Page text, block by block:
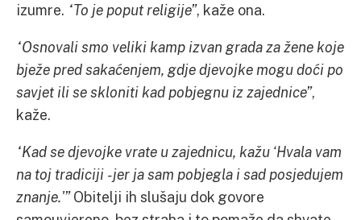
izumre. “To je poput religije”, kaže ona.
“Osnovali smo veliki kamp izvan grada za žene koje
bježe pred sakaćenjem, gdje djevojke mogu doći po
savjet ili se skloniti kad pobjegnu iz zajednice”,
kaže.
“Kad se djevojke vrate u zajednicu, kažu ‘Hvala vam
na toj tradiciji -jer ja sam pobjegla i sad posjedujem
znanje.'”Obitelji ih slušaju dok govore